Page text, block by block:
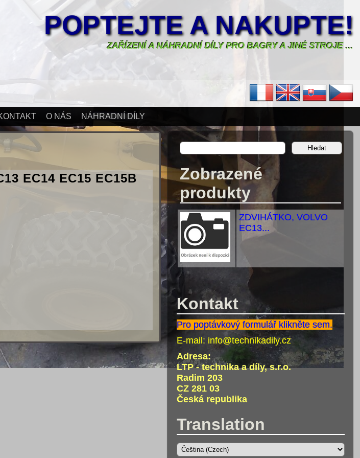
POPTEJTE A NAKUPTE!
ZAŘÍZENÍ A NÁHRADNÍ DÍLY PRO BAGRY A JINÉ STROJE ...
O NÁS NÁHRADNÍ DÍLY
Zobrazené
produkty
ZDVIHÁTKO, VOLVO
EC13...
Kontakt
Pro poptávkový formulář klikněte sem.
E-mail: info@technikadily.cz
Adresa:
LTP - technika a díly, s.r.o.
Radim 203
CZ 281 03
Česká republika
Translation
EC14 EC15 EC15B